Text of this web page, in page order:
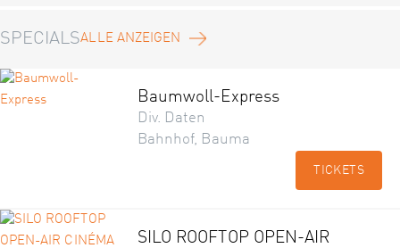
SPECIALSALLE ANZEIGEN
Baumwoll-Express
Div. Daten
Bahnhof, Bauma
TICKETS
SILO ROOFTOP OPEN-AIR